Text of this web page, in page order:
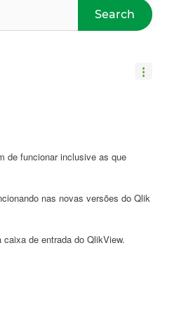
Search
de funcionar inclusive as que
nas novas versões do Qlik
de entrada do QlikView.